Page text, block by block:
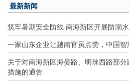
最新新闻
筑牢暑期安全防线 南海新区开展防溺
一家山东企业让越南官员点赞，中国
关于对南海新区海晏路、明珠西路部
措施的通告